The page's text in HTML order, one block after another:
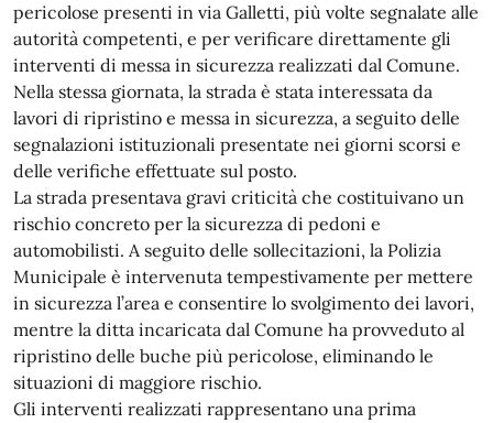
pericolose presenti in via Galletti, più volte segnalate alle
autorità competenti, e per verificare direttamente gli
interventi di messa in sicurezza realizzati dal Comune.
Nella stessa giornata, la strada è stata interessata da
lavori di ripristino e messa in sicurezza, a seguito delle
segnalazioni istituzionali presentate nei giorni scorsi e
delle verifiche effettuate sul posto.
La strada presentava gravi criticità che costituivano un
rischio concreto per la sicurezza di pedoni e
automobilisti. A seguito delle sollecitazioni, la Polizia
Municipale è intervenuta tempestivamente per mettere
in sicurezza l’area e consentire lo svolgimento dei lavori,
mentre la ditta incaricata dal Comune ha provveduto al
ripristino delle buche più pericolose, eliminando le
situazioni di maggiore rischio.
Gli interventi realizzati rappresentano una prima